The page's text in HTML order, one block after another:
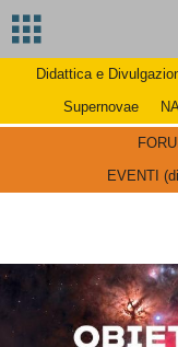
Didattica e
Supernovae
EVENTI